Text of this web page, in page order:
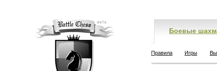
Боевые
Правила Игры